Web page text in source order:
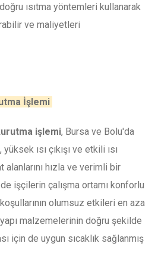
ısıtma yöntemleri kullanarak
ve maliyetleri
İşlemi
işlemi, Bursa ve Bolu'da
yüksek ısı çıkışı ve etkili ısı
alanlarını hızla ve verimli bir
işçilerin çalışma ortamı konforlu
olumsuz etkileri en aza
malzemelerinin doğru şekilde
için de uygun sıcaklık sağlanmış